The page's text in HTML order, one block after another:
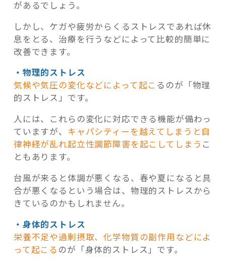
があるでしょう。
しかし、ケガや疲労からくるストレスであれば休
息をとる、治療を行うなどによって比較的簡単に
改善できます。
・物理的ストレス
気候や気圧の変化などによって起こ るのが「物理
的ストレス」です。
人には、これらの変化に対応できる機能が備わっ
ていますが、 キャパシティーを越えてしまうと自
律神経が乱れ起立性調節障害を起こしてしまう こ
ともあります。
台風が来ると体調が悪くなる、春や夏になると具
合が悪くなるという場合は、物理的ストレスから
きているのかもしれません。
・身体的ストレス
栄養不足や過剰摂取、化学物質の副作用などによ
って起こる のが「身体的ストレス」です。